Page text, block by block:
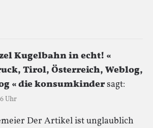
Kugelbahn in echt! «
Tirol, Österreich, Weblog,
« die konsumkindersagt:
Uhr
Der Artikel ist unglaublich